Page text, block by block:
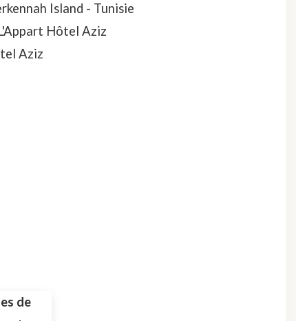
Island - Tunisie
Hôtel Aziz
Aziz